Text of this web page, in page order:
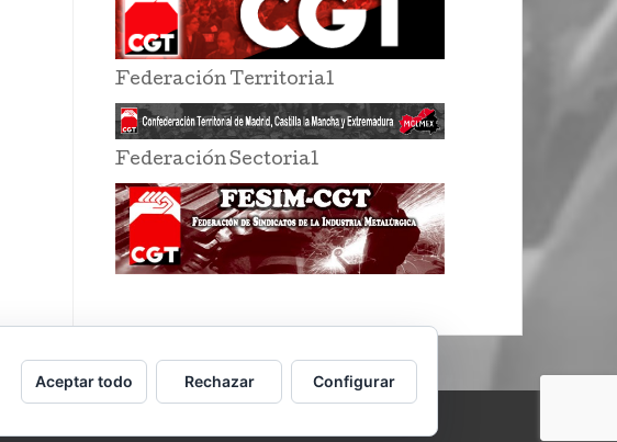
Federación Territorial
Federación Sectorial
Aceptar todo Rechazar Configurar